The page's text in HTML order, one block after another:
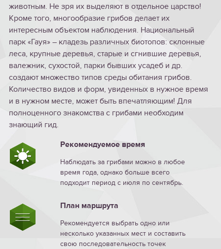
животным. Не зря их выделяют в отдельное царство!
Кроме того, многообразие грибов делает их
интересным объектом наблюдения. Национальный
парк «Гауя» – кладезь различных биотопов: склонные
леса, крупные деревья, старые и сгнившие деревья,
валежник, сухостой, парки бывших усадеб и др.
создают множество типов среды обитания грибов.
Количество видов и форм, увиденных в нужное время
и в нужном месте, может быть впечатляющим! Для
полноценного знакомства с грибами необходим
знающий гид.
Рекомендуемое время
Наблюдать за грибами можно в любое
время года, однако больше всего
подходит период с июля по сентябрь.
План маршрута
Рекомендуется выбрать одно или
несколько указанных мест и составить
свою последовательность точек